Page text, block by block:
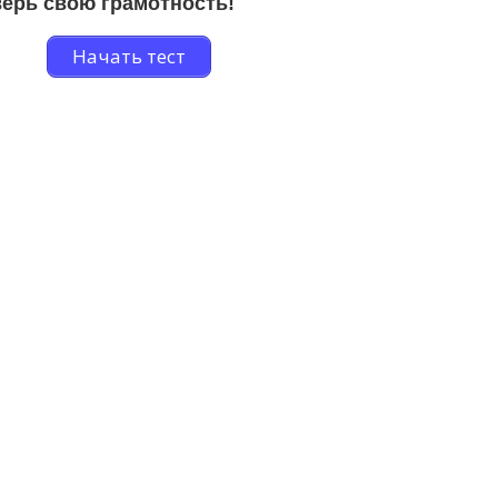
Начать тест